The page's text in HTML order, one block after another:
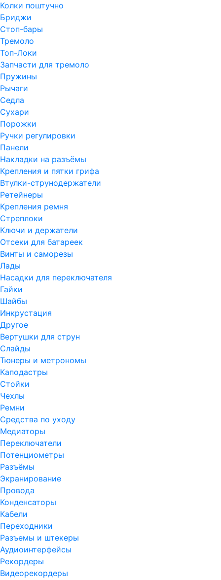
Колки поштучно
Бриджи
Стоп-бары
Тремоло
Топ-Локи
Запчасти для тремоло
Пружины
Рычаги
Седла
Сухари
Порожки
Ручки регулировки
Панели
Накладки на разъёмы
Крепления и пятки грифа
Втулки-струнодержатели
Ретейнеры
Крепления ремня
Стреплоки
Ключи и держатели
Отсеки для батареек
Винты и саморезы
Лады
Насадки для переключателя
Гайки
Шайбы
Инкрустация
Другое
Вертушки для струн
Слайды
Тюнеры и метрономы
Каподастры
Стойки
Чехлы
Ремни
Средства по уходу
Медиаторы
Переключатели
Потенциометры
Разъёмы
Экранирование
Провода
Конденсаторы
Кабели
Переходники
Разъемы и штекеры
Аудиоинтерфейсы
Рекордеры
Видеорекордеры